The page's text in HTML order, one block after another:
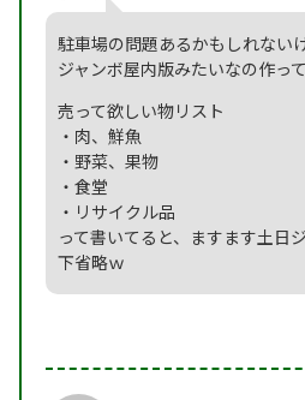
駐車場の問題あるかもしれない
ジャンボ屋内版みたいなの作って
売って欲しい物リスト
・肉、鮮魚
・野菜、果物
・食堂
・リサイクル品
って書いてると、ますます土日
下省略ｗ